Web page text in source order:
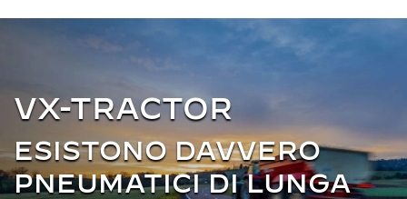
VX-TRACTOR
ESISTONO DAVVERO
PNEUMATICI DI LUNGA